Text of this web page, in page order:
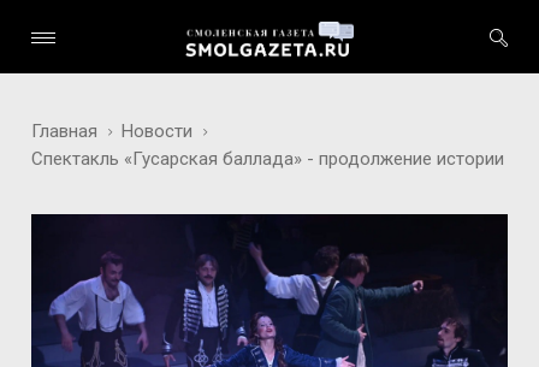
Главная
Новости
Спектакль «Гусарская баллада» - продолжение истории